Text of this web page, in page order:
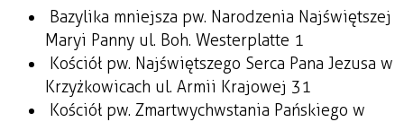
Bazylika mniejsza pw. Narodzenia Najświętszej
Maryi Panny ul. Boh. Westerplatte 1
Kościół pw. Najświętszego Serca Pana Jezusa w
Krzyżkowicach ul. Armii Krajowej 31
Kościół pw. Zmartwychwstania Pańskiego w